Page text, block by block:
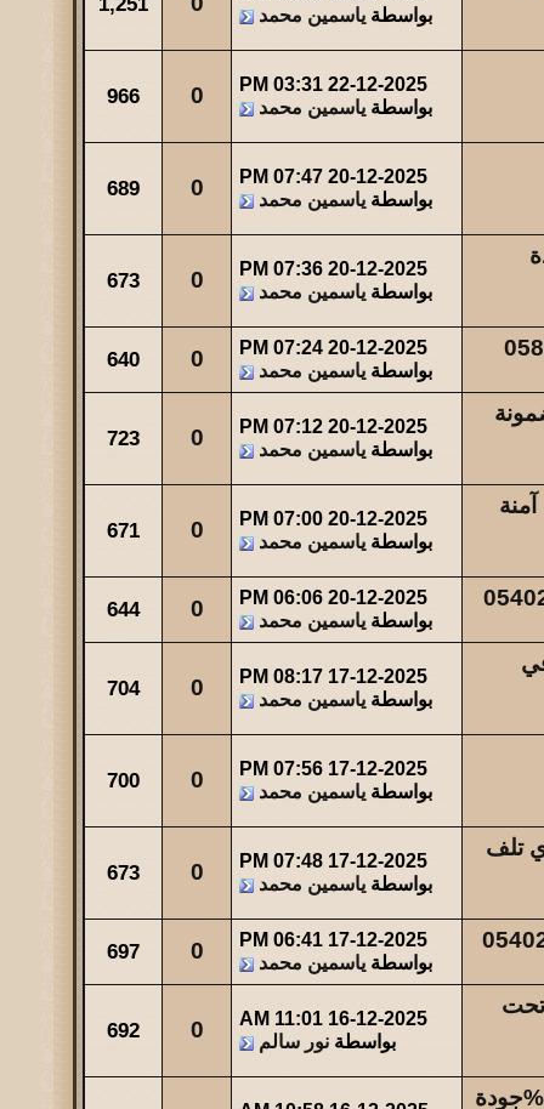
بواسطة ياسمين محمد
22-12-2025
03:31 PM
بواسطة ياسمين محمد 0
966
20-12-2025
07:47 PM
بواسطة ياسمين محمد 0
689
20-12-2025
07:36 PM
بواسطة ياسمين محمد 0
673
20-12-2025
07:24 PM
بواسطة ياسمين محمد 0
640
20-12-2025
07:12 PM
بواسطة ياسمين محمد 0
723
20-12-2025
07:00 PM
بواسطة ياسمين محمد 0
671
20-12-2025
06:06 PM
بواسطة ياسمين محمد 0
644
17-12-2025
08:17 PM
بواسطة ياسمين محمد 0
704
17-12-2025
07:56 PM
بواسطة ياسمين محمد 0
700
تلف
17-12-2025
07:48 PM
بواسطة ياسمين محمد 0
673
17-12-2025
06:41 PM
بواسطة ياسمين محمد 0
697
تحت
16-12-2025
11:01 AM
بواسطة نور سالم 0
692
نجار الرياض..لتنفيذ جميع أعمال النجارة بمهارة100%جودة